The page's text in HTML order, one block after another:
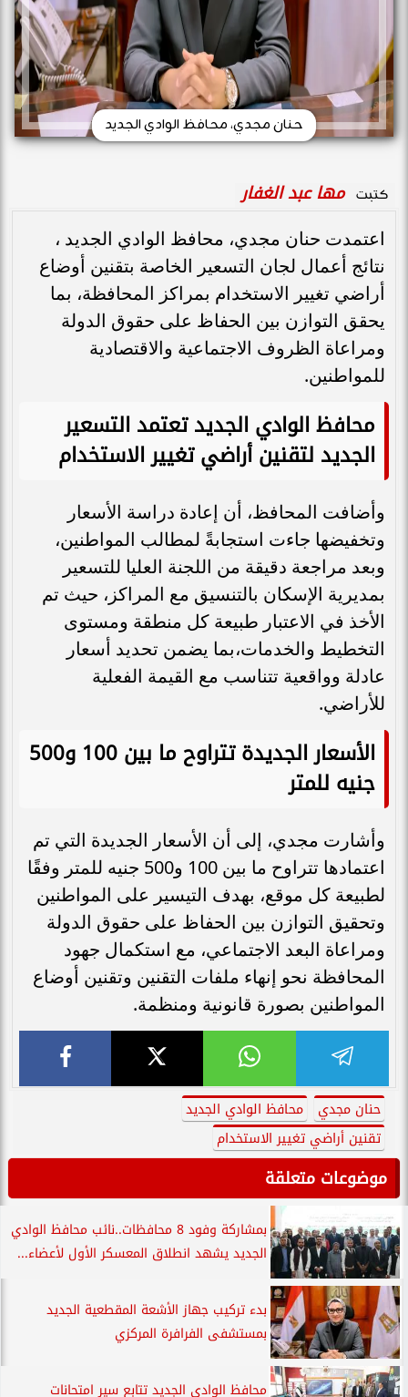
حنان مجدي، محافظ الوادي الجديد
كتبت مها عبد الغفار
اعتمدت حنان مجدي، محافظ الوادي الجديد ،
نتائج أعمال لجان التسعير الخاصة بتقنين أوضاع
أراضي تغيير الاستخدام بمراكز المحافظة، بما
يحقق التوازن بين الحفاظ على حقوق الدولة
ومراعاة الظروف الاجتماعية والاقتصادية
للمواطنين.
محافظ الوادي الجديد تعتمد التسعير
الجديد لتقنين أراضي تغيير الاستخدام
وأضافت المحافظ، أن إعادة دراسة الأسعار
وتخفيضها جاءت استجابةً لمطالب المواطنين،
وبعد مراجعة دقيقة من اللجنة العليا للتسعير
بمديرية الإسكان بالتنسيق مع المراكز، حيث تم
الأخذ في الاعتبار طبيعة كل منطقة ومستوى
التخطيط والخدمات،بما يضمن تحديد أسعار
عادلة وواقعية تتناسب مع القيمة الفعلية
للأراضي.
الأسعار الجديدة تتراوح ما بين 100 و500
جنيه للمتر
وأشارت مجدي، إلى أن الأسعار الجديدة التي تم
اعتمادها تتراوح ما بين 100 و500 جنيه للمتر وفقًا
لطبيعة كل موقع، بهدف التيسير على المواطنين
وتحقيق التوازن بين الحفاظ على حقوق الدولة
ومراعاة البعد الاجتماعي، مع استكمال جهود
المحافظة نحو إنهاء ملفات التقنين وتقنين أوضاع
المواطنين بصورة قانونية ومنظمة.
حنان مجدي
محافظ الوادي الجديد
تقنين أراضي تغيير الاستخدام
موضوعات متعلقة
بمشاركة وفود 8 محافظات..نائب محافظ الوادي
الجديد يشهد انطلاق المعسكر الأول لأعضاء...
بدء تركيب جهاز الأشعة المقطعية الجديد
بمستشفى الفرافرة المركزي
محافظ الوادي الجديد تتابع سير امتحانات